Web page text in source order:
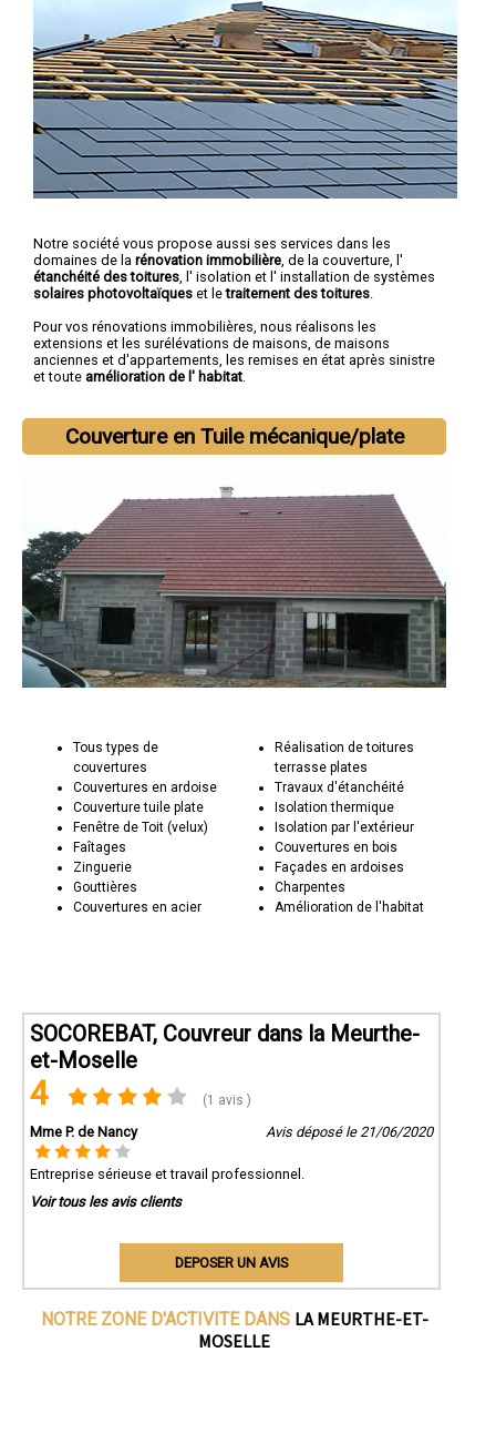
Notre société vous propose aussi ses services dans les
domaines de la rénovation immobilière, de la couverture, l'
étanchéité des toitures, l' isolation et l' installation de systèmes
solaires photovoltaïques et letraitement des toitures.
Pour vos rénovations immobilières, nous réalisons les
extensions et les surélévations de maisons, de maisons
anciennes et d'appartements, les remises en état après sinistre
et toute amélioration de l' habitat.
Couverture en Tuile mécanique/plate
Tous types de
couvertures
Couvertures en ardoise
Couverture tuile plate
Fenêtre de Toit (velux)
Faîtages
Zinguerie
Gouttières
Couvertures en acier
Réalisation de toitures
terrasse plates
Travaux d'étanchéité
Isolation thermique
Isolation par l'extérieur
Couvertures en bois
Façades en ardoises
Charpentes
Amélioration de l'habitat
SOCOREBAT, Couvreur dans la Meurthe-
et-Moselle
4 (1 avis )
Mme P. de Nancy Avis déposé le 21/06/2020
Entreprise sérieuse et travail professionnel.
Voir tous les avis clients
DEPOSER UN AVIS
NOTRE ZONE D'ACTIVITE DANS LA MEURTHE-ET-
MOSELLE